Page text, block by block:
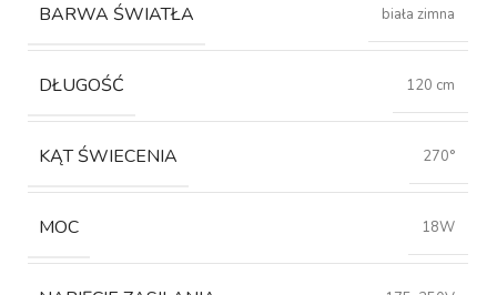
BARWA ŚWIATŁA biała zimna
DŁUGOŚĆ 120 cm
KĄT ŚWIECENIA 270°
MOC 18W